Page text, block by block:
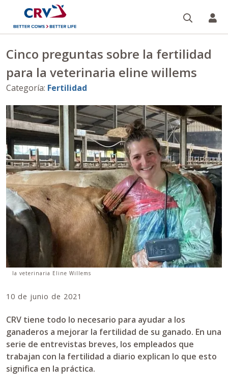
Cinco preguntas sobre la fertilidad
para la veterinaria eline willems
Categoría: Fertilidad
la veterinaria Eline Willems
10 de junio de 2021
CRV tiene todo lo necesario para ayudar a los
ganaderos a mejorar la fertilidad de su ganado. En una
serie de entrevistas breves, los empleados que
trabajan con la fertilidad a diario explican lo que esto
significa en la práctica.